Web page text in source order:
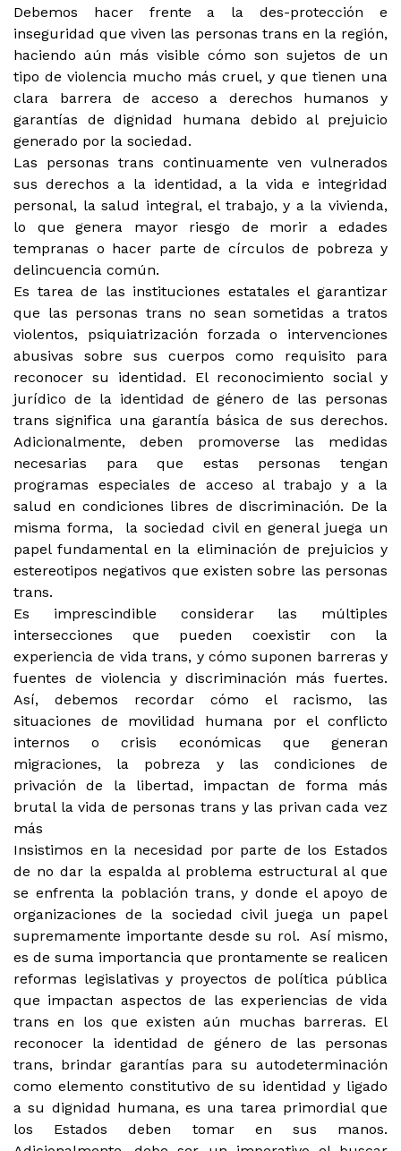
Debemos hacer frente a la des-protección e
inseguridad que viven las personas trans en la región,
haciendo aún más visible cómo son sujetos de un
tipo de violencia mucho más cruel, y que tienen una
clara barrera de acceso a derechos humanos y
garantías de dignidad humana debido al prejuicio
generado por la sociedad.
Las personas trans continuamente ven vulnerados
sus derechos a la identidad, a la vida e integridad
personal, la salud integral, el trabajo, y a la vivienda,
lo que genera mayor riesgo de morir a edades
tempranas o hacer parte de círculos de pobreza y
delincuencia común.
Es tarea de las instituciones estatales el garantizar
que las personas trans no sean sometidas a tratos
violentos, psiquiatrización forzada o intervenciones
abusivas sobre sus cuerpos como requisito para
reconocer su identidad. El reconocimiento social y
jurídico de la identidad de género de las personas
trans significa una garantía básica de sus derechos.
Adicionalmente, deben promoverse las medidas
necesarias para que estas personas tengan
programas especiales de acceso al trabajo y a la
salud en condiciones libres de discriminación. De la
misma forma, la sociedad civil en general juega un
papel fundamental en la eliminación de prejuicios y
estereotipos negativos que existen sobre las personas
trans.
Es imprescindible considerar las múltiples
intersecciones que pueden coexistir con la
experiencia de vida trans, y cómo suponen barreras y
fuentes de violencia y discriminación más fuertes.
Así, debemos recordar cómo el racismo, las
situaciones de movilidad humana por el conflicto
internos o crisis económicas que generan
migraciones, la pobreza y las condiciones de
privación de la libertad, impactan de forma más
brutal la vida de personas trans y las privan cada vez
más
Insistimos en la necesidad por parte de los Estados
de no dar la espalda al problema estructural al que
se enfrenta la población trans, y donde el apoyo de
organizaciones de la sociedad civil juega un papel
supremamente importante desde su rol. Así mismo,
es de suma importancia que prontamente se realicen
reformas legislativas y proyectos de política pública
que impactan aspectos de las experiencias de vida
trans en los que existen aún muchas barreras. El
reconocer la identidad de género de las personas
trans, brindar garantías para su autodeterminación
como elemento constitutivo de su identidad y ligado
a su dignidad humana, es una tarea primordial que
los Estados deben tomar en sus manos.